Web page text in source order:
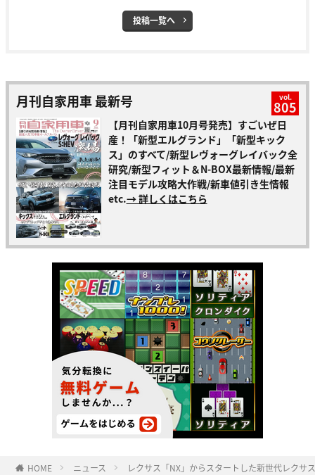
投稿一覧へ
月刊自家用車 最新号 vol.
805
【月刊自家用車10月号発売】すごいぜ日
産！「新型エルグランド」「新型キック
ス」のすべて/新型レヴォーグレイバック全
研究/新型フィット＆N-BOX最新情報/最新
注目モデル攻略大作戦/新車値引き生情報
etc.→ 詳しくはこちら
HOME ニュース レクサス「NX」からスタートした新世代レクサ